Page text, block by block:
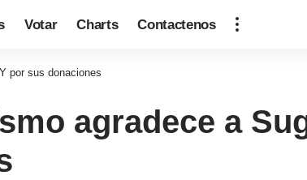
Votar Charts Contactenos
por sus donaciones
agradece a